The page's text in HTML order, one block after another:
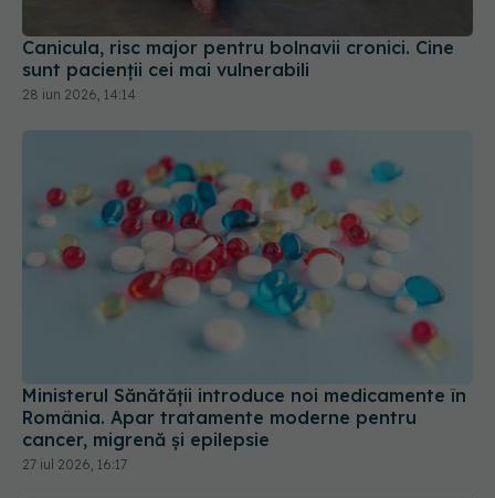
Canicula, risc major pentru bolnavii cronici. Cine
sunt pacienții cei mai vulnerabili
28 iun 2026, 14:14
Ministerul Sănătății introduce noi medicamente în
România. Apar tratamente moderne pentru
cancer, migrenă și epilepsie
27 iul 2026, 16:17